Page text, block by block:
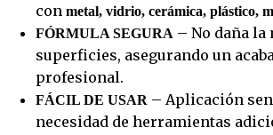
con metal, vidrio, cerámica, plástico,
FÓRMULA SEGURA – No daña la
superficies, asegurando un
profesional.
FÁCIL DE USAR – Aplicación
necesidad de herramientas